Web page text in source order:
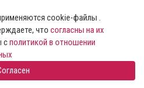
cookie-файлы .
что согласны на их
сполитикой в отношении